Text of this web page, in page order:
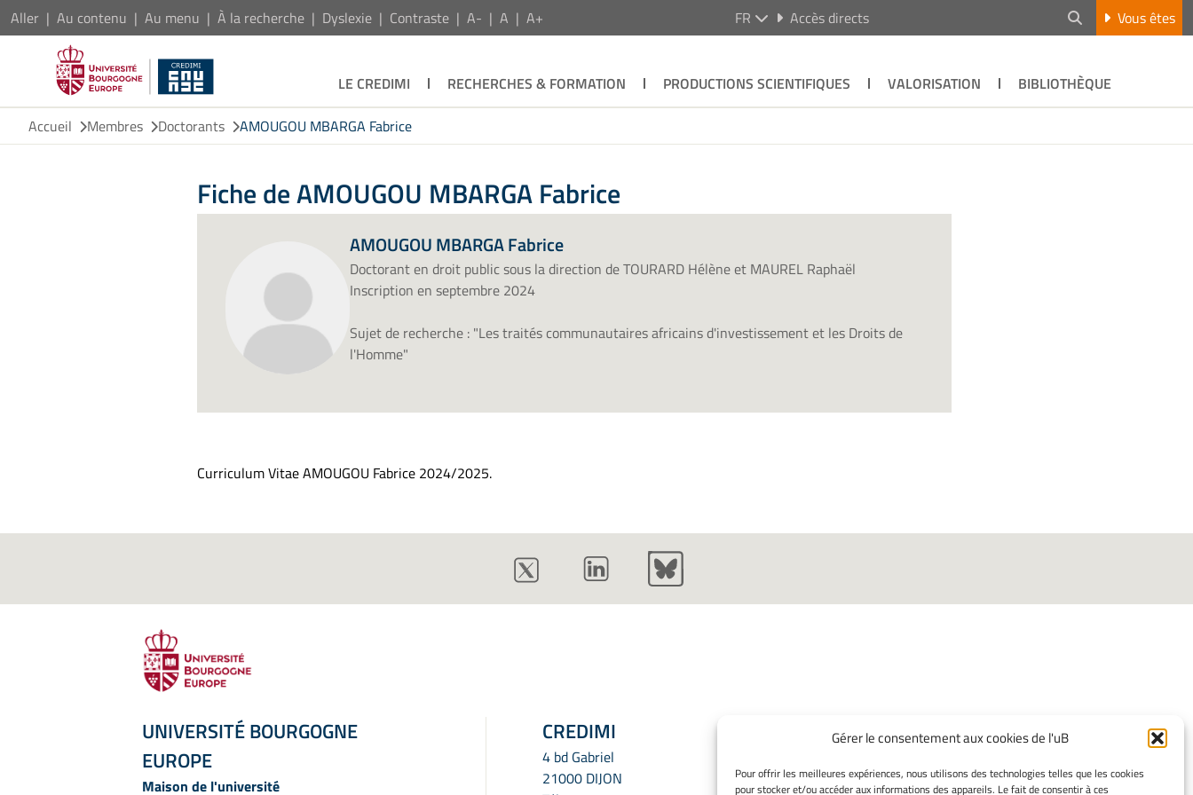
Gérer le consentement aux cookies de l'uB
Pour offrir les meilleures expériences, nous utilisons des technologies telles que les cookies
pour stocker et/ou accéder aux informations des appareils. Le fait de consentir à ces
Aller Au contenu Au menu À la recherche Dyslexie Contraste A- A A+ FR Accès directs Vous êtes
LE CREDIMI RECHERCHES & FORMATION PRODUCTIONS SCIENTIFIQUES VALORISATION
BIBLIOTHÈQUE
Accueil
Membres Doctorants AMOUGOU MBARGA Fabrice
Fiche de AMOUGOU MBARGA Fabrice
AMOUGOU MBARGA Fabrice
Doctorant en droit public sous la direction de TOURARD Hélène et MAUREL Raphaël
Inscription en septembre 2024
Sujet de recherche : "Les traités communautaires africains d'investissement et les Droits de
l'Homme"
Curriculum VitaeAMOUGOU Fabrice 2024/2025.
UNIVERSITÉ BOURGOGNE
EUROPE
Maison de l'université
CREDIMI
4 bd Gabriel
21000 DIJON
INFORMATIONS
Mentions légales